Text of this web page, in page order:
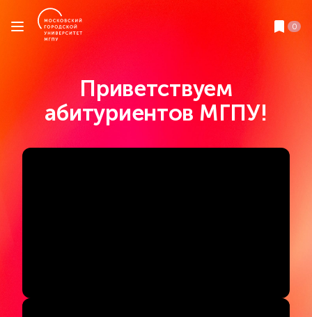
0
Приветствуем
абитуриентов МГПУ!